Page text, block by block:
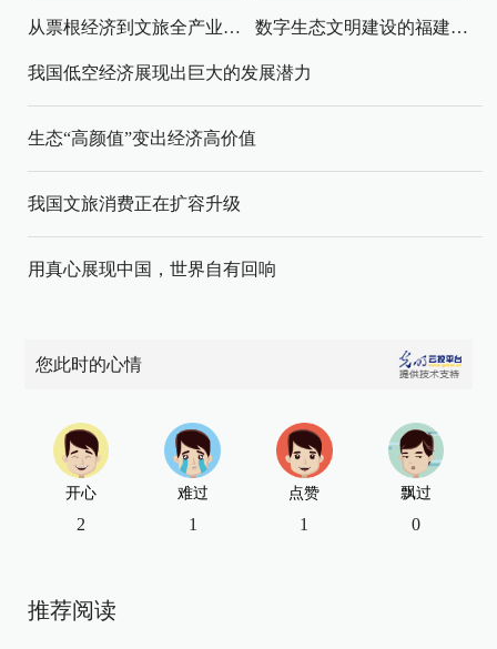
从票根经济到文旅全产业链升级 数字生态文明建设的福建路径与启示
我国低空经济展现出巨大的发展潜力
生态“高颜值”变出经济高价值
我国文旅消费正在扩容升级
用真心展现中国，世界自有回响
您此时的心情
开心
2
难过
1
点赞
1
飘过
0
推荐阅读